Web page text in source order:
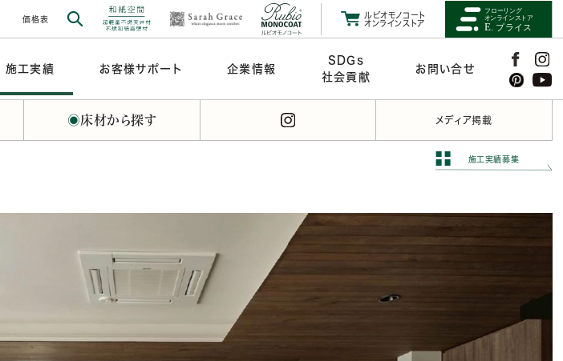
価格表
ルビオモノコート
オンラインストア
施工実績 お客様サポート 企業情報
SDGs
社会貢献
お問い合せ
◉床材から探す メディア掲載
施工実績募集